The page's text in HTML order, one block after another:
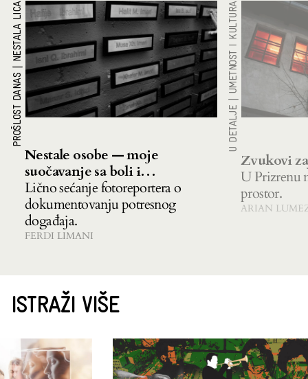
PROŠLOST DANAS
|
NESTALA LICA
Nestale osobe — moje
suočavanje sa boli i
nesigurnosti
Lično sećanje fotoreportera o
dokumentovanju potresnog
događaja.
FERDI LIMANI
U DETALJE
|
UMETNOST I KULTURA
Zvukovi
U Prizrenu
prostor.
ARIAN
ISTRAŽI VIŠE